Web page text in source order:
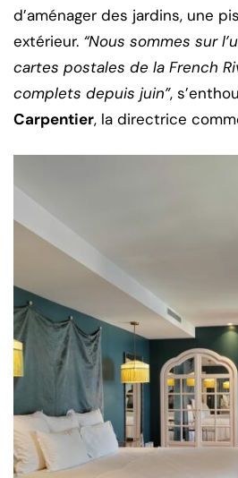
d’aménager des jardins, une
extérieur. “Nous sommes sur
cartes postales de la French
complets depuis juin”,
Carpentier, la directrice